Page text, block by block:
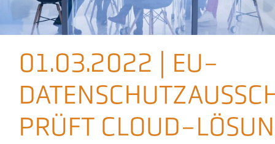
Veranstaltungen
Presse
Aktuelles
Podcast
01.03.2022 | EU-
PRÜFT CLOUD-